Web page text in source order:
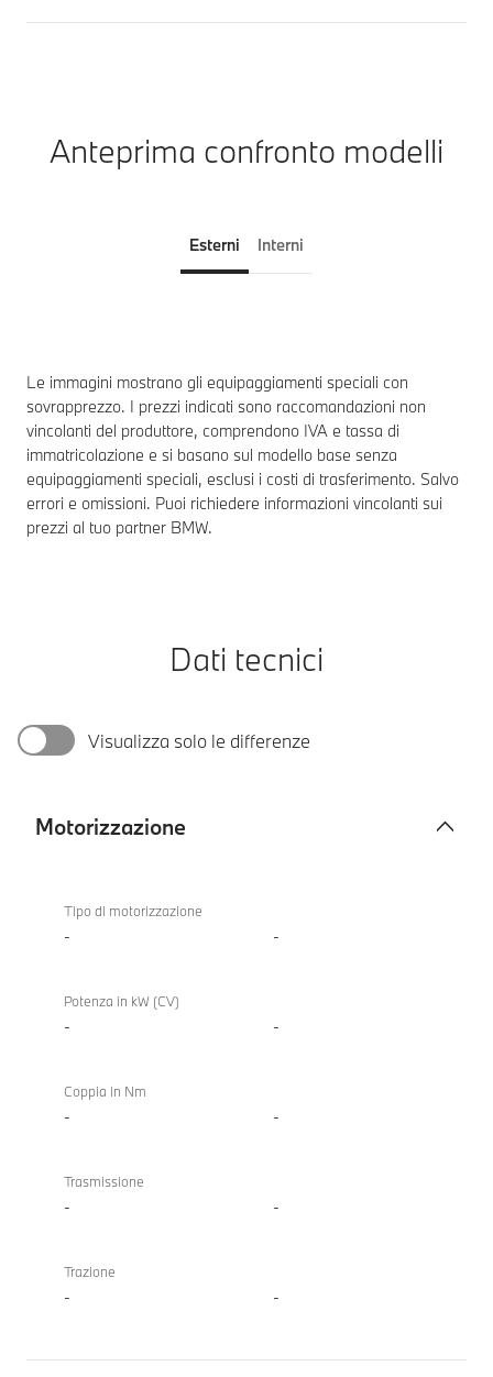
Anteprima confronto modelli
Esterni Interni
Le immagini mostrano gli equipaggiamenti speciali con
sovrapprezzo. I prezzi indicati sono raccomandazioni non
vincolanti del produttore, comprendono IVA e tassa di
immatricolazione e si basano sul modello base senza
equipaggiamenti speciali, esclusi i costi di trasferimento. Salvo
errori e omissioni. Puoi richiedere informazioni vincolanti sui
prezzi al tuo partner BMW.
Dati tecnici
Visualizza solo le differenze
Motorizzazione
840d
xDrive
Tipo di motorizzazione
- -
Potenza in kW (CV)
- -
Coppia in Nm
- -
Trasmissione
- -
Trazione
- -